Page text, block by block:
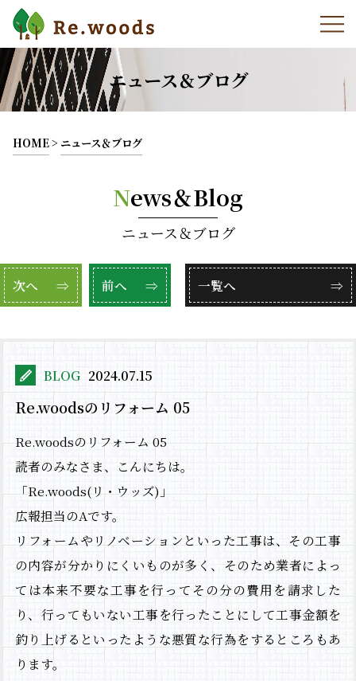
ニュース＆ブログ
HOME> ニュース＆ブログ
News＆Blog
ニュース＆ブログ
次へ ⇒ 前へ ⇒ 一覧へ ⇒
BLOG 2024.07.15
Re.woodsのリフォーム 05
Re.woodsのリフォーム 05
読者のみなさま、こんにちは。
「Re.woods(リ・ウッズ)」
広報担当のAです。
リフォームやリノベーションといった工事は、その工事
の内容が分かりにくいものが多く、そのため業者によっ
ては本来不要な工事を行ってその分の費用を請求した
り、行ってもいない工事を行ったことにして工事金額を
釣り上げるといったような悪質な行為をするところもあ
ります。